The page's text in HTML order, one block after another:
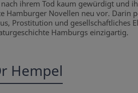
ihrem Tod kaum gewürdigt und
Hamburger Novellen neu vor. Darin
Prostitution und gesellschaftliches
Hamburgs einzigartig.
Hempel